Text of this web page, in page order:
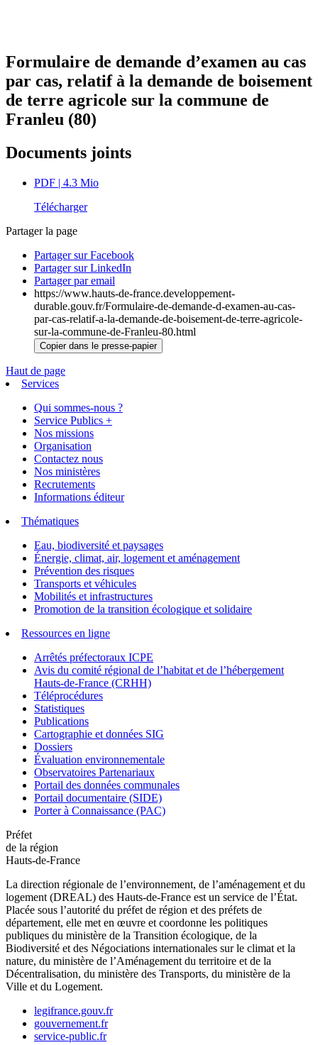
Formulaire de demande d’examen au cas
par cas, relatif à la demande de boisement
de terre agricole sur la commune de
Franleu (80)
Documents joints
PDF | 4.3 Mio
Télécharger
Partager la page
Partager sur Facebook
Partager sur LinkedIn
Partager par email
https://www.hauts-de-france.developpement-
durable.gouv.fr/Formulaire-de-demande-d-examen-au-cas-
par-cas-relatif-a-la-demande-de-boisement-de-terre-agricole-
sur-la-commune-de-Franleu-80.html
Copier dans le presse-papier
Haut de page
Services
Qui sommes-nous ?
Service Publics +
Nos missions
Organisation
Contactez nous
Nos ministères
Recrutements
Informations éditeur
Thématiques
Eau, biodiversité et paysages
Énergie, climat, air, logement et aménagement
Prévention des risques
Transports et véhicules
Mobilités et infrastructures
Promotion de la transition écologique et solidaire
Ressources en ligne
Arrêtés préfectoraux ICPE
Avis du comité régional de l’habitat et de l’hébergement
Hauts-de-France (CRHH)
Téléprocédures
Statistiques
Publications
Cartographie et données SIG
Dossiers
Évaluation environnementale
Observatoires Partenariaux
Portail des données communales
Portail documentaire (SIDE)
Porter à Connaissance (PAC)
Préfet
de la région
Hauts-de-France
La direction régionale de l’environnement, de l’aménagement et du
logement (DREAL) des Hauts-de-France est un service de l’État.
Placée sous l’autorité du préfet de région et des préfets de
département, elle met en œuvre et coordonne les politiques
publiques du ministère de la Transition écologique, de la
Biodiversité et des Négociations internationales sur le climat et la
nature, du ministère de l’Aménagement du territoire et de la
Décentralisation, du ministère des Transports, du ministère de la
Ville et du Logement.
legifrance.gouv.fr
gouvernement.fr
service-public.fr